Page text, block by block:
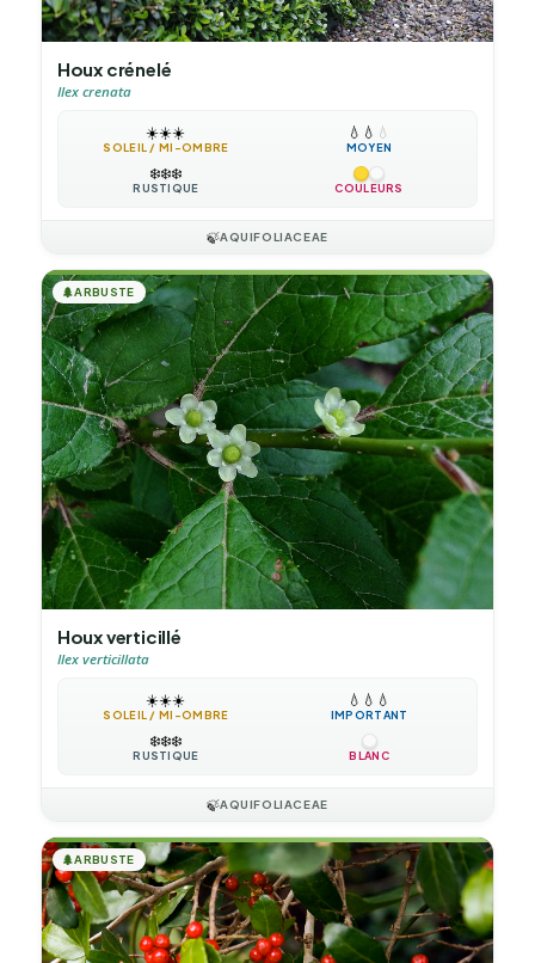
Houx crénelé
Ilex crenata
☀️☀️☀️
SOLEIL / MI-OMBRE
💧 💧 💧
MOYEN
❄️❄️❄️
RUSTIQUE COULEURS
🍃AQUIFOLIACEAE
🌲ARBUSTE
Houx verticillé
Ilex verticillata
☀️☀️☀️
SOLEIL / MI-OMBRE
💧 💧 💧
IMPORTANT
❄️❄️❄️
RUSTIQUE BLANC
🍃AQUIFOLIACEAE
🌲ARBUSTE